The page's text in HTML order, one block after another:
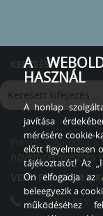
KERESÉS
Fontos számodra a
növénytermesztés
VEDD FEL VELEM A
+36 - 20 / 519 -
A
HASZNÁL
A honlap
javítása
mérésére cookie-
előtt figyelmesen
tájékoztatót! Az
Ön elfogadja az
beleegyezik a
működéséhez